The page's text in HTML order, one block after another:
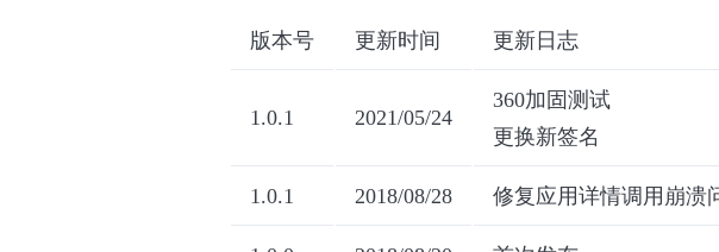
版本号 更新时间 更新日志
1.0.1 2021/05/24
360加固测试
更换新签名
1.0.1 2018/08/28 修复应用详情调用崩溃